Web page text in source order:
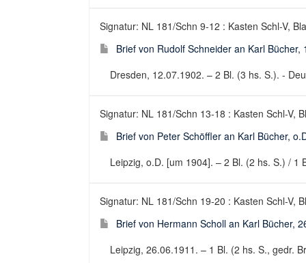
Signatur: NL 181/Schn 9-12 : Kasten Schl-V,
Brief von Rudolf Schneider an Karl Bücher,
Dresden, 12.07.1902. – 2 Bl. (3 hs. S.). -
Signatur: NL 181/Schn 13-18 : Kasten Schl-V,
Brief von Peter Schöffler an Karl Bücher,
Leipzig, o.D. [um 1904]. – 2 Bl. (2 hs. S.) / 1
Signatur: NL 181/Schn 19-20 : Kasten Schl-V,
Brief von Hermann Scholl an Karl Bücher,
Leipzig, 26.06.1911. – 1 Bl. (2 hs. S., gedr.